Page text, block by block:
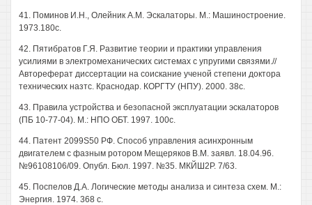
41. Поминов И.Н., Олейник A.M. Эскалаторы. М.: Машиностроение.
1973.180с.
42. Пятибратов Г.Я. Развитие теории и практики управления
усилиями в электромеханических системах с упругими связями.//
Автореферат диссертации на соискание ученой степени доктора
технических назтс. Краснодар. КОРГТУ (НПУ). 2000. 38с.
43. Правила устройства и безопасной эксплуатации эскалаторов
(ПБ 10-77-04). М.: НПО ОБТ. 1997. 100с.
44. Патент 2099S50 РФ. Способ управления асинхронным
двигателем с фазным ротором Мещеряков В.М. заявл. 18.04.96.
№96108106/09. Опубл. Бюл. 1997. №35. МКЙШ2Р. 7/63.
45. Поспелов Д.А. Логические методы анализа и синтеза схем. М.:
Энергия. 1974. 368 с.